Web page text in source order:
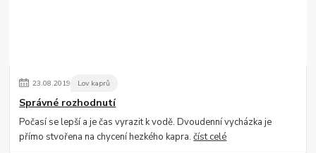
23.08.2019 Lov kaprů
Správné rozhodnutí
Počasí se lepší a je čas vyrazit k vodě. Dvoudenní vycházka je
přímo stvořena na chycení hezkého kapra.číst celé